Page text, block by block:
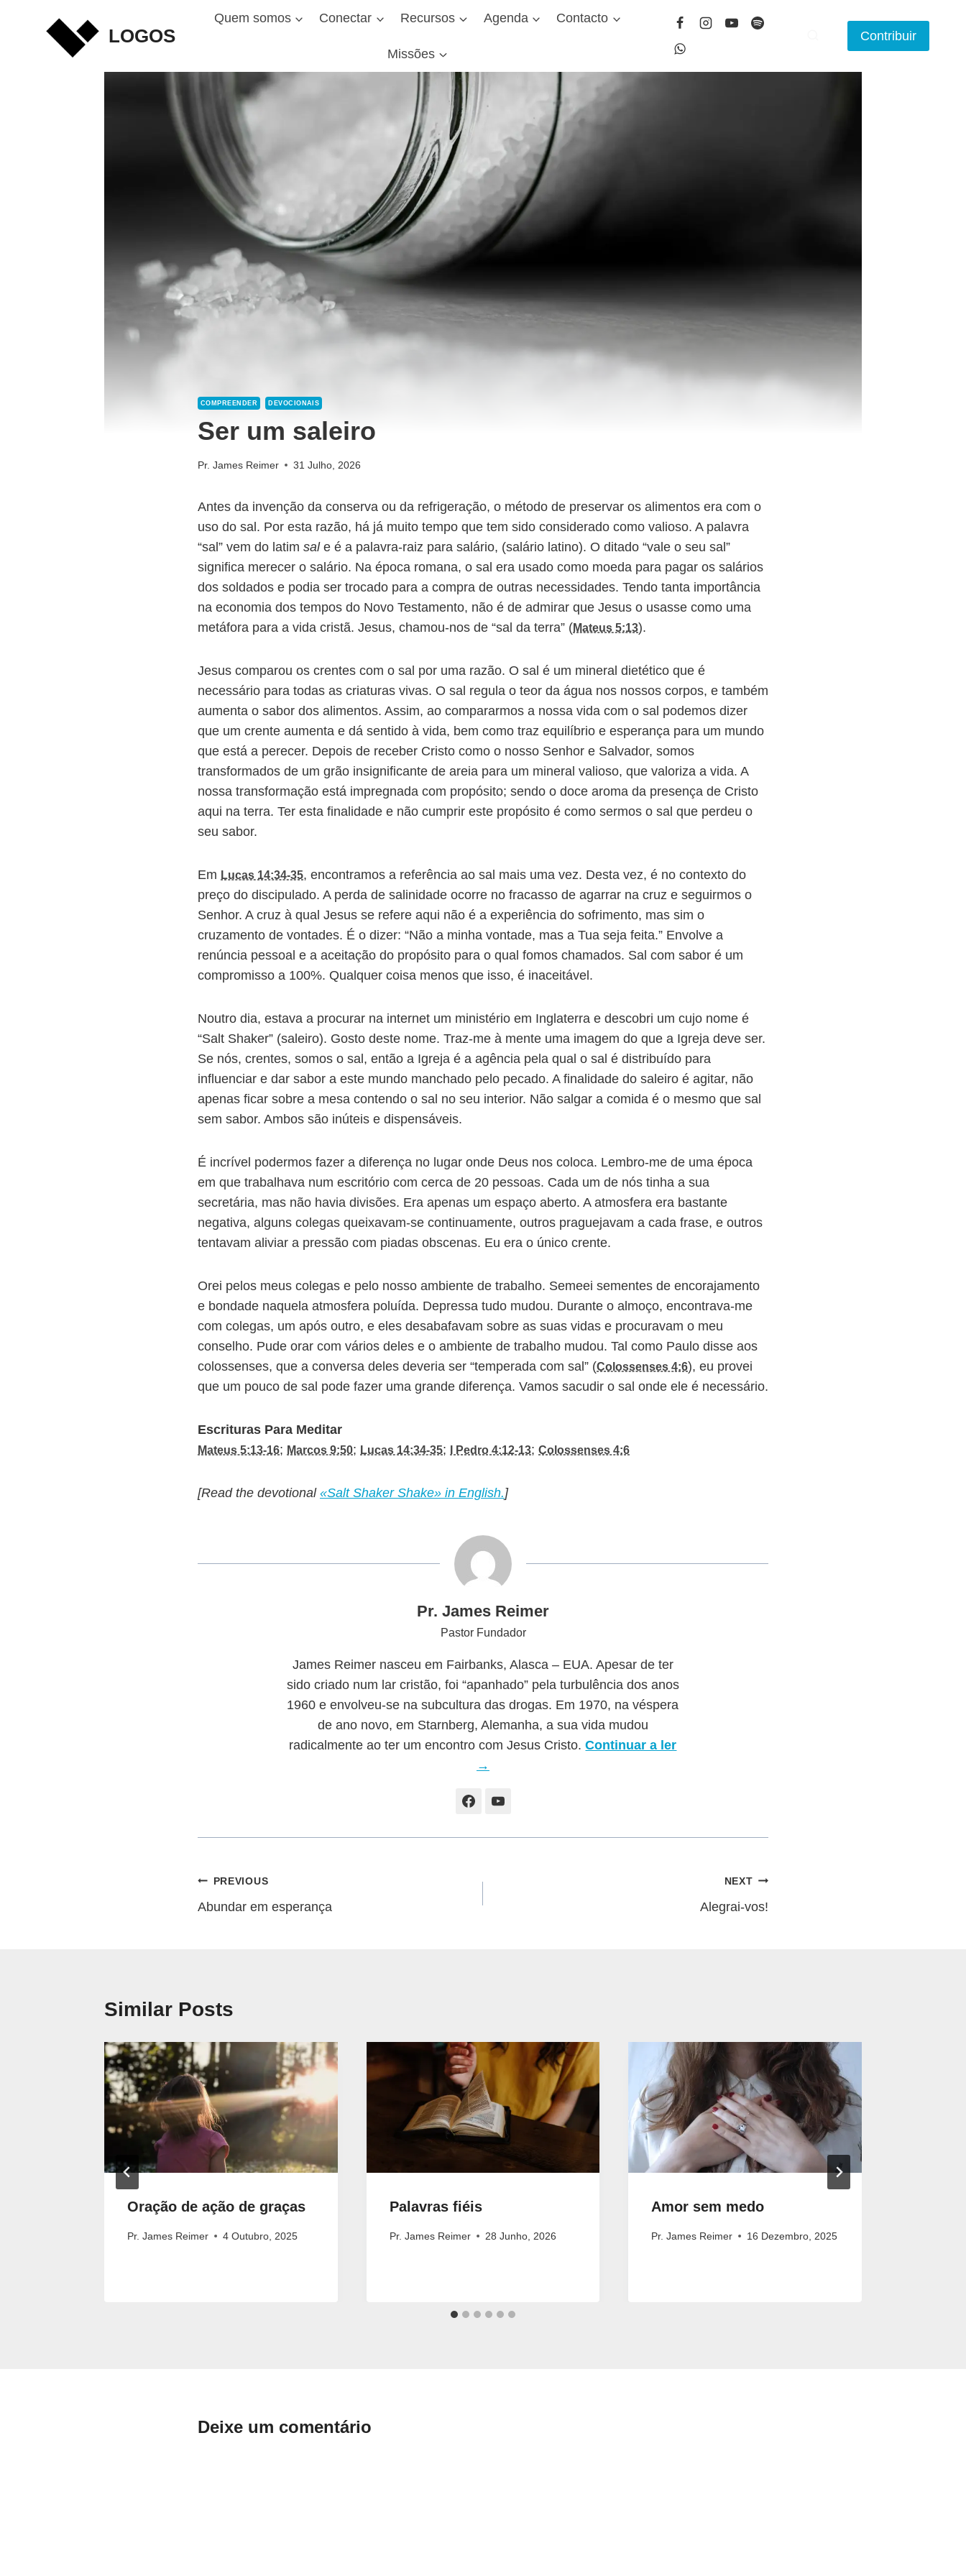
LOGOS
Quem somos Conectar Recursos Agenda Contacto
Missões
Contribuir
COMPREENDER DEVOCIONAIS
Ser um saleiro
Pr. James Reimer 31 Julho, 2026
Antes da invenção da conserva ou da refrigeração, o método de preservar os alimentos era com o
uso do sal. Por esta razão, há já muito tempo que tem sido considerado como valioso. A palavra
“sal” vem do latim sale é a palavra-raiz para salário, (salário latino). O ditado “vale o seu sal”
significa merecer o salário. Na época romana, o sal era usado como moeda para pagar os salários
dos soldados e podia ser trocado para a compra de outras necessidades. Tendo tanta importância
na economia dos tempos do Novo Testamento, não é de admirar que Jesus o usasse como uma
metáfora para a vida cristã. Jesus, chamou-nos de “sal da terra” (Mateus 5:13).
Jesus comparou os crentes com o sal por uma razão. O sal é um mineral dietético que é
necessário para todas as criaturas vivas. O sal regula o teor da água nos nossos corpos, e também
aumenta o sabor dos alimentos. Assim, ao compararmos a nossa vida com o sal podemos dizer
que um crente aumenta e dá sentido à vida, bem como traz equilíbrio e esperança para um mundo
que está a perecer. Depois de receber Cristo como o nosso Senhor e Salvador, somos
transformados de um grão insignificante de areia para um mineral valioso, que valoriza a vida. A
nossa transformação está impregnada com propósito; sendo o doce aroma da presença de Cristo
aqui na terra. Ter esta finalidade e não cumprir este propósito é como sermos o sal que perdeu o
seu sabor.
Em Lucas 14:34-35, encontramos a referência ao sal mais uma vez. Desta vez, é no contexto do
preço do discipulado. A perda de salinidade ocorre no fracasso de agarrar na cruz e seguirmos o
Senhor. A cruz à qual Jesus se refere aqui não é a experiência do sofrimento, mas sim o
cruzamento de vontades. É o dizer: “Não a minha vontade, mas a Tua seja feita.” Envolve a
renúncia pessoal e a aceitação do propósito para o qual fomos chamados. Sal com sabor é um
compromisso a 100%. Qualquer coisa menos que isso, é inaceitável.
Noutro dia, estava a procurar na internet um ministério em Inglaterra e descobri um cujo nome é
“Salt Shaker” (saleiro). Gosto deste nome. Traz-me à mente uma imagem do que a Igreja deve ser.
Se nós, crentes, somos o sal, então a Igreja é a agência pela qual o sal é distribuído para
influenciar e dar sabor a este mundo manchado pelo pecado. A finalidade do saleiro é agitar, não
apenas ficar sobre a mesa contendo o sal no seu interior. Não salgar a comida é o mesmo que sal
sem sabor. Ambos são inúteis e dispensáveis.
É incrível podermos fazer a diferença no lugar onde Deus nos coloca. Lembro-me de uma época
em que trabalhava num escritório com cerca de 20 pessoas. Cada um de nós tinha a sua
secretária, mas não havia divisões. Era apenas um espaço aberto. A atmosfera era bastante
negativa, alguns colegas queixavam-se continuamente, outros praguejavam a cada frase, e outros
tentavam aliviar a pressão com piadas obscenas. Eu era o único crente.
Orei pelos meus colegas e pelo nosso ambiente de trabalho. Semeei sementes de encorajamento
e bondade naquela atmosfera poluída. Depressa tudo mudou. Durante o almoço, encontrava-me
com colegas, um após outro, e eles desabafavam sobre as suas vidas e procuravam o meu
conselho. Pude orar com vários deles e o ambiente de trabalho mudou. Tal como Paulo disse aos
colossenses, que a conversa deles deveria ser “temperada com sal” (Colossenses 4:6), eu provei
que um pouco de sal pode fazer uma grande diferença. Vamos sacudir o sal onde ele é necessário.
Escrituras Para Meditar
Mateus 5:13-16; Marcos 9:50; Lucas 14:34-35; I Pedro 4:12-13; Colossenses 4:6
[Read the devotional «Salt Shaker Shake» in English.]
Pr. James Reimer
Pastor Fundador
James Reimer nasceu em Fairbanks, Alasca – EUA. Apesar de ter
sido criado num lar cristão, foi “apanhado” pela turbulência dos anos
1960 e envolveu-se na subcultura das drogas. Em 1970, na véspera
de ano novo, em Starnberg, Alemanha, a sua vida mudou
radicalmente ao ter um encontro com Jesus Cristo.Continuar a ler
→
Navegação
de
PREVIOUS
Abundar em esperança
NEXT
Alegrai-vos!
Similar Posts
Oração de ação de graças
Pr. James Reimer 4 Outubro, 2025
Palavras fiéis
Pr. James Reimer 28 Junho, 2026
Amor sem medo
Pr. James Reimer 16 Dezembro, 2025
Deixe um comentário